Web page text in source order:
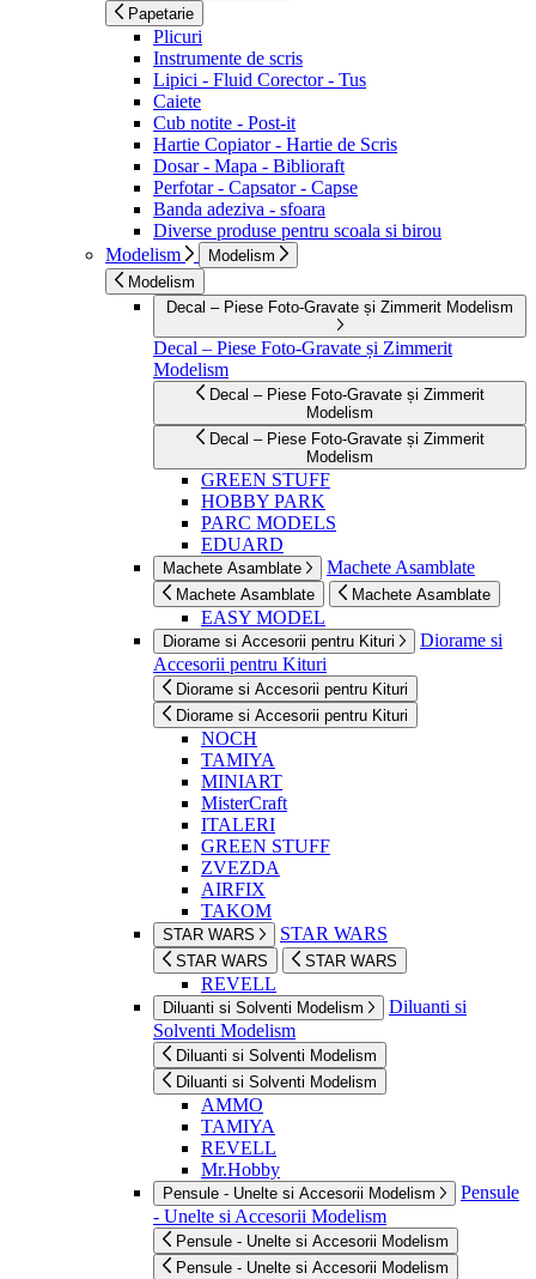
Papetarie
Plicuri
Instrumente de scris
Lipici - Fluid Corector - Tus
Caiete
Cub notite - Post-it
Hartie Copiator - Hartie de Scris
Dosar - Mapa - Biblioraft
Perfotar - Capsator - Capse
Banda adeziva - sfoara
Diverse produse pentru scoala si birou
Modelism
Modelism
Modelism
Decal – Piese Foto-Gravate și Zimmerit Modelism
Decal – Piese Foto-Gravate și Zimmerit
Modelism
Decal – Piese Foto-Gravate și Zimmerit
Modelism
Decal – Piese Foto-Gravate și Zimmerit
Modelism
GREEN STUFF
HOBBY PARK
PARC MODELS
EDUARD
Machete Asamblate Machete Asamblate
Machete Asamblate Machete Asamblate
EASY MODEL
Diorame si Accesorii pentru Kituri
Diorame si
Accesorii pentru Kituri
Diorame si Accesorii pentru Kituri
Diorame si Accesorii pentru Kituri
NOCH
TAMIYA
MINIART
MisterCraft
ITALERI
GREEN STUFF
ZVEZDA
AIRFIX
TAKOM
STAR WARS STAR WARS
STAR WARS STAR WARS
REVELL
Diluanti si Solventi Modelism
Diluanti si
Solventi Modelism
Diluanti si Solventi Modelism
Diluanti si Solventi Modelism
AMMO
TAMIYA
REVELL
Mr.Hobby
Pensule - Unelte si Accesorii Modelism
Pensule
- Unelte si Accesorii Modelism
Pensule - Unelte si Accesorii Modelism
Pensule - Unelte si Accesorii Modelism